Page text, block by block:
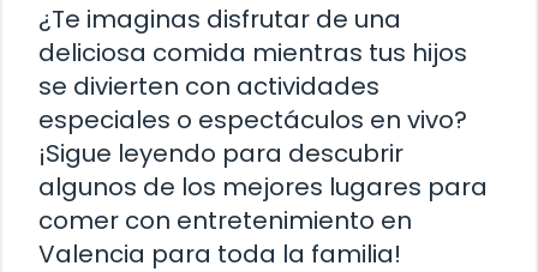
¿Te imaginas disfrutar de una
deliciosa comida mientras tus hijos
se divierten con actividades
especiales o espectáculos en vivo?
¡Sigue leyendo para descubrir
algunos de los mejores lugares para
comer con entretenimiento en
Valencia para toda la familia!